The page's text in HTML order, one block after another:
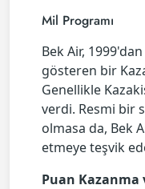
Mil Programı
Bek Air,
gösteren bir
Genellikle
verdi. Resmi bir
olmasa da, Bek
etmeye teşvik
Puan Kazanma